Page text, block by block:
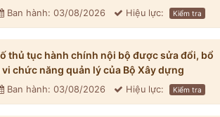
Ban hành: 03/08/2026 Hiệu lực: Kiểm tra
thủ tục hành chính nội bộ được sửa đổi, bổ
chức năng quản lý của Bộ Xây dựng
Ban hành: 03/08/2026 Hiệu lực: Kiểm tra